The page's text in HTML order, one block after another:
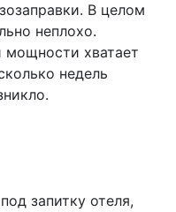
В целом
неплохо.
мощности хватает
недель
запитку отеля,